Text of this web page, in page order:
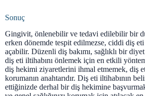
Sonuç
Gingivit, önlenebilir ve tedavi edilebilir bir
erken dönemde tespit edilmezse, ciddi diş eti
açabilir. Düzenli diş bakımı, sağlıklı bir
diş eti iltihabını önlemek için en etkili
diş hekimi ziyaretlerini ihmal etmemek, diş eti
korumanın anahtarıdır. Diş eti iltihabının
ettiğinizde derhal bir diş hekimine başvurmak,